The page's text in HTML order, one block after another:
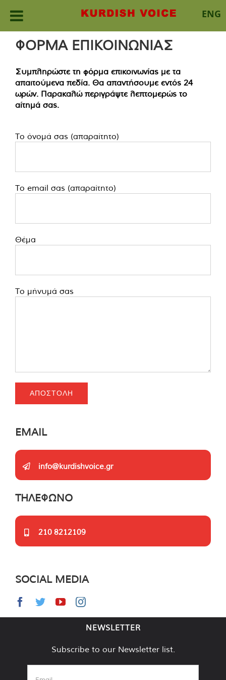
ENG
ΦΟΡΜΑ ΕΠΙΚΟΙΝΩΝΙΑΣ
Συμπληρώστε τη φόρμα επικοινωνίας με τα
απαιτούμενα πεδία. Θα απαντήσουμε εντός 24
ωρών. Παρακαλώ περιγράψτε λεπτομερώς το
αίτημά σας.
Το όνομά σας (απαραίτητο)
Το email σας (απαραίτητο)
Θέμα
Το μήνυμά σας
EMAIL
info@kurdishvoice.gr
ΤΗΛΕΦΩΝΟ
210 8212109
SOCIAL MEDIA
NEWSLETTER
Subscribe to our Newsletter list.